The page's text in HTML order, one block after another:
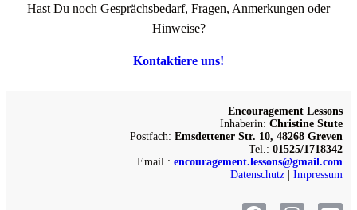
Hast Du noch Gesprächsbedarf, Fragen, Anmerkungen oder
Hinweise?
Kontaktiere uns!
Encouragement Lessons
Inhaberin: Christine Stute
Postfach: Emsdettener Str. 10, 48268 Greven
Tel.: 01525/1718342
Email.: encouragement.lessons@gmail.com
Datenschutz
Impressum